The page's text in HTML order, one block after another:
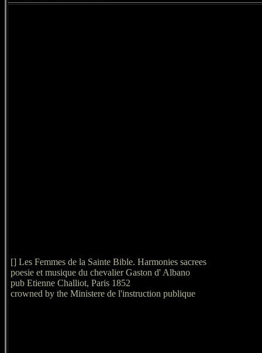
[] Les Femmes de la Sainte Bible. Harmonies sacrees
poesie et musique du chevalier Gaston d' Albano
pub Etienne Challiot, Paris 1852
crowned by the Ministere de l'instruction publique